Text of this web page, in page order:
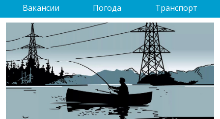
Вакансии Погода Транспорт